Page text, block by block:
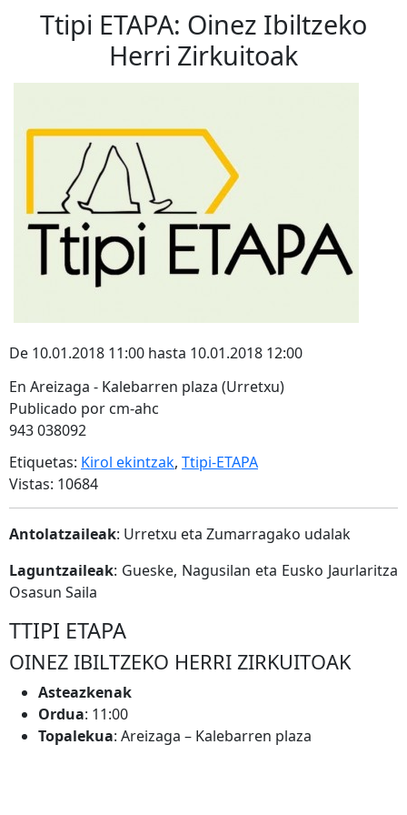
Ttipi ETAPA: Oinez Ibiltzeko
Herri Zirkuitoak
De 10.01.2018 11:00 hasta 10.01.2018 12:00
En Areizaga - Kalebarren plaza (Urretxu)
Publicado por cm-ahc
943 038092
Etiquetas: Kirol ekintzak, Ttipi-ETAPA
Vistas: 10684
Antolatzaileak: Urretxu eta Zumarragako udalak
Laguntzaileak: Gueske, Nagusilan eta Eusko Jaurlaritza
Osasun Saila
TTIPI ETAPA
OINEZ IBILTZEKO HERRI ZIRKUITOAK
Asteazkenak
Ordua: 11:00
Topalekua: Areizaga – Kalebarren plaza